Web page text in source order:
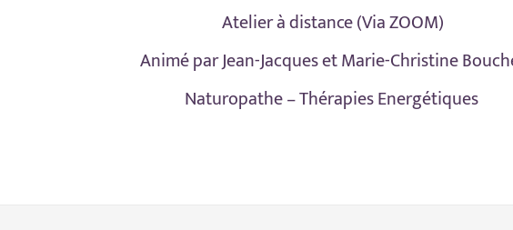
Atelier à distance (Via ZOOM)
Animé par Jean-Jacques et Marie-Christine
Naturopathe – Thérapies Energétiques